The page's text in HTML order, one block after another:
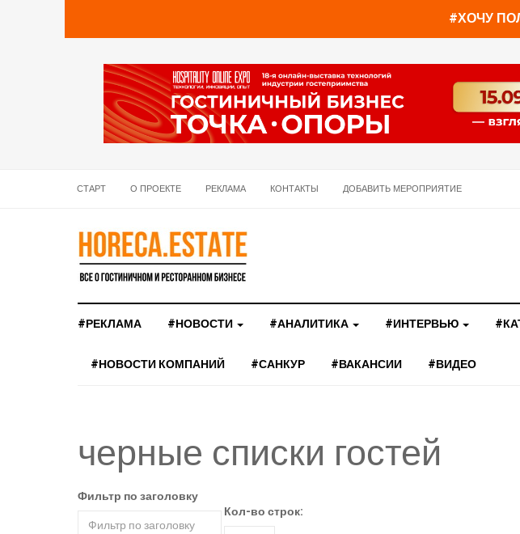
#ХОЧУ
СТАРТ О ПРОЕКТЕ РЕКЛАМА КОНТАКТЫ ДОБАВИТЬ МЕРОПРИЯТИЕ
#РЕКЛАМА #НОВОСТИ #АНАЛИТИКА #ИНТЕРВЬЮ
#НОВОСТИ КОМПАНИЙ #САНКУР #ВАКАНСИИ #ВИДЕО
черные списки гостей
Фильтр по заголовку
Кол-во строк: